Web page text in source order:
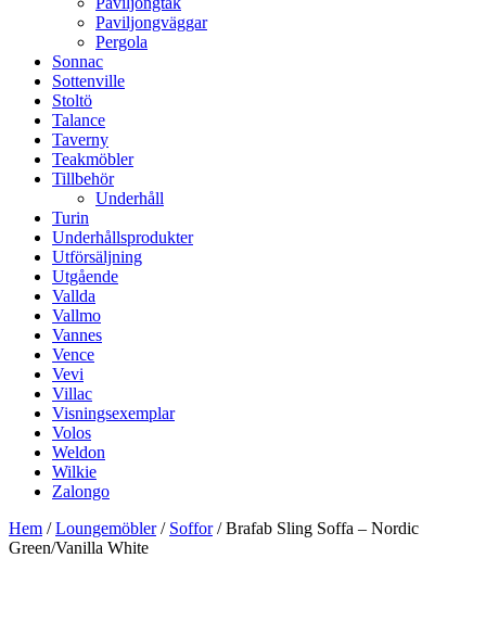
Paviljongväggar
Pergola
Sonnac
Sottenville
Stoltö
Talance
Taverny
Teakmöbler
Tillbehör
Underhåll
Turin
Underhållsprodukter
Utförsäljning
Utgående
Vallda
Vallmo
Vannes
Vence
Vevi
Villac
Visningsexemplar
Volos
Weldon
Wilkie
Zalongo
Hem /Loungemöbler/ Soffor/ Brafab Sling Soffa – Nordic
Green/Vanilla White